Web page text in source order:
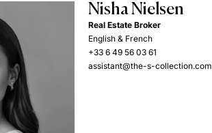
Nisha Nielsen
Real Estate Broker
English & French
+33 6 49 56 03 61
assistant@the-s-collection.com